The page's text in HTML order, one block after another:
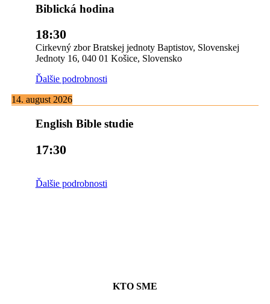
Biblická hodina
18:30
Cirkevný zbor Bratskej jednoty Baptistov, Slovenskej
Jednoty 16, 040 01 Košice, Slovensko
Ďalšie podrobnosti
14. august 2026
English Bible studie
17:30
Ďalšie podrobnosti
KTO SME